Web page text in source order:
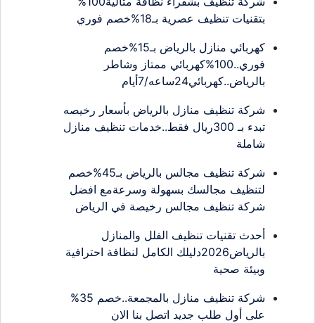
بتقنيات تنظيف عصرية بـ18%خصم فوري
كهربائي منازل بالرياض بـ15%خصم
فوري..100%كهربائي ممتاز وشاطر
بالرياض..كهربائي24ساعه/7أيام
شركة تنظيف منازل بالرياض بأسعار رخيصه
تبدء بـ 300ريال فقط..خدمات تنظيف منازل
شاملة
شركة تنظيف مجالس بالرياض بـ45%خصم
لتنظيف مجالسك بسهولة وسرعةمع افضل
شركة تنظيف مجالس رخيصة في الرياض
أحدث تقنيات تنظيف الفلل والمنازل
بالرياض2026دليلك الكامل لنظافة احترافية
وبيئة صحية
شركة تنظيف منازل بالمجمعة..خصم 35%
على أول طلب جديد اتصل بنا الان